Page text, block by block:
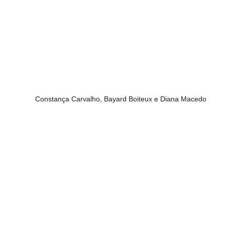
Constança Carvalho, Bayard Boiteux e Diana Macedo